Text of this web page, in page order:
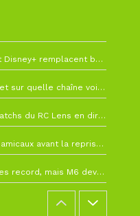
La Liga change de diffuseur : DAZN et Disney+ remplacent beIN Sports !
RC Lens – Villarreal : à quelle heure et sur quelle chaîne voir la finale de la Como Cup ?
Como Cup : comment regarder les matchs du RC Lens en direct ?
Ligue 1+ diffusera plus de 30 matchs amicaux avant la reprise de la Ligue 1
Coupe du monde 2026 : des audiences record, mais M6 devrait perdre très gros !